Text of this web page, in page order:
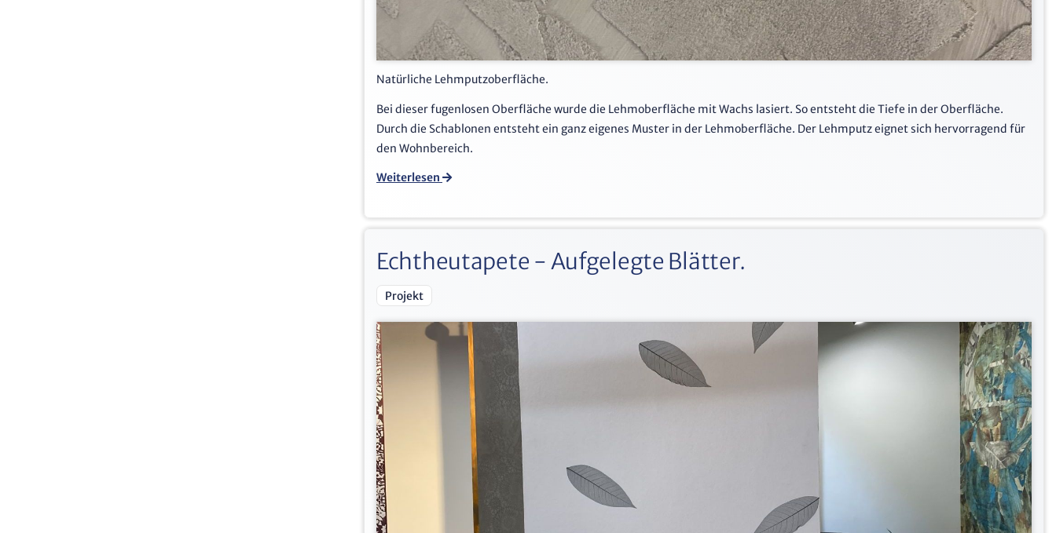
Natürliche Lehmputzoberfläche.
Bei dieser fugenlosen Oberfläche wurde die Lehmoberfläche mit Wachs lasiert. So entsteht die Tiefe in der Oberfläche.
Durch die Schablonen entsteht ein ganz eigenes Muster in der Lehmoberfläche. Der Lehmputz eignet sich hervorragend für
den Wohnbereich.
Weiterlesen
Echtheutapete - Aufgelegte Blätter.
Projekt